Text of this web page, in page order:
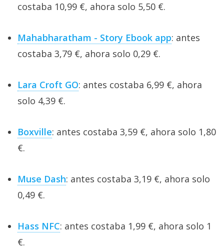
costaba 10,99 €, ahora solo 5,50 €.
Mahabharatham - Story Ebook app: antes
costaba 3,79 €, ahora solo 0,29 €.
Lara Croft GO: antes costaba 6,99 €, ahora
solo 4,39 €.
Boxville: antes costaba 3,59 €, ahora solo 1,80
€.
Muse Dash: antes costaba 3,19 €, ahora solo
0,49 €.
Hass NFC: antes costaba 1,99 €, ahora solo 1
€.